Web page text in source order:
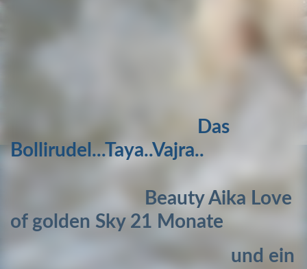
Das
Bollirudel...Taya..Vajra..
Beauty Aika Love
of golden Sky 21 Monate
und ein